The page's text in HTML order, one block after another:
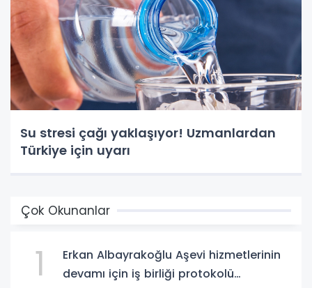
Su stresi çağı yaklaşıyor! Uzmanlardan
Türkiye için uyarı
Çok Okunanlar
1
Erkan Albayrakoğlu Aşevi hizmetlerinin
devamı için iş birliği protokolü